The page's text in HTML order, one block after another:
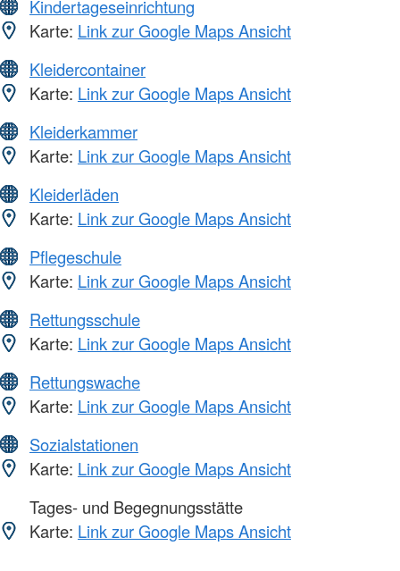
Kindertageseinrichtung
Karte: Link zur Google Maps Ansicht
Kleidercontainer
Karte: Link zur Google Maps Ansicht
Kleiderkammer
Karte: Link zur Google Maps Ansicht
Kleiderläden
Karte: Link zur Google Maps Ansicht
Pflegeschule
Karte: Link zur Google Maps Ansicht
Rettungsschule
Karte: Link zur Google Maps Ansicht
Rettungswache
Karte: Link zur Google Maps Ansicht
Sozialstationen
Karte: Link zur Google Maps Ansicht
Tages- und Begegnungsstätte
Karte: Link zur Google Maps Ansicht